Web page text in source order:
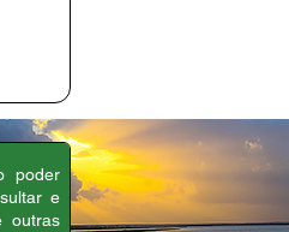
poder
e
outras